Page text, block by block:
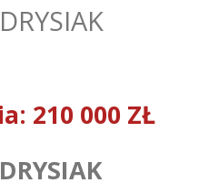
210 000 ZŁ